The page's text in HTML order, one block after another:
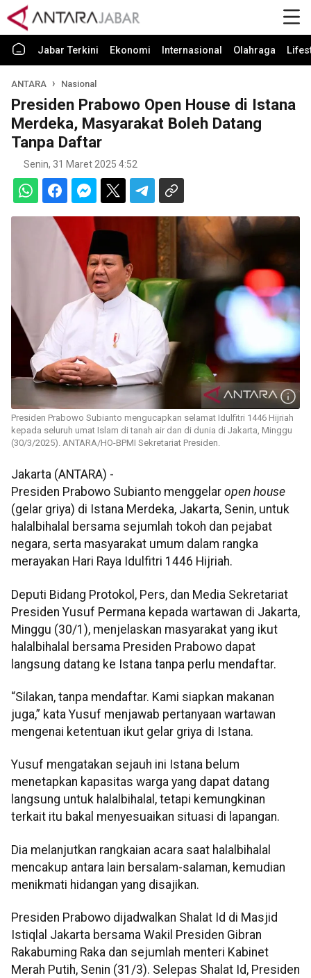
Jabar Terkini Ekonomi Internasional Olahraga
ANTARA Nasional
Presiden Prabowo Open House di Istana
Merdeka, Masyarakat Boleh Datang
Tanpa Daftar
Senin, 31 Maret 2025 4:52
Presiden Prabowo Subianto mengucapkan selamat Idulfitri 1446 Hijriah
kepada seluruh umat Islam di tanah air dan di dunia di Jakarta, Minggu
(30/3/2025). ANTARA/HO-BPMI Sekretariat Presiden.
Jakarta (ANTARA) -
Presiden Prabowo Subianto menggelar open house
(gelar griya) di Istana Merdeka, Jakarta, Senin, untuk
halalbihalal bersama sejumlah tokoh dan pejabat
negara, serta masyarakat umum dalam rangka
merayakan Hari Raya Idulfitri 1446 Hijriah.
Deputi Bidang Protokol, Pers, dan Media Sekretariat
Presiden Yusuf Permana kepada wartawan di Jakarta,
Minggu (30/1), menjelaskan masyarakat yang ikut
halalbihalal bersama Presiden Prabowo dapat
langsung datang ke Istana tanpa perlu mendaftar.
“Silakan, tanpa mendaftar. Kami siapkan makanan
juga,” kata Yusuf menjawab pertanyaan wartawan
mengenai ketentuan ikut gelar griya di Istana.
Yusuf mengatakan sejauh ini Istana belum
menetapkan kapasitas warga yang dapat datang
langsung untuk halalbihalal, tetapi kemungkinan
terkait itu bakal menyesuaikan situasi di lapangan.
Dia melanjutkan rangkaian acara saat halalbihalal
mencakup antara lain bersalam-salaman, kemudian
menikmati hidangan yang disajikan.
Presiden Prabowo dijadwalkan Shalat Id di Masjid
Istiqlal Jakarta bersama Wakil Presiden Gibran
Rakabuming Raka dan sejumlah menteri Kabinet
Merah Putih, Senin (31/3). Selepas Shalat Id, Presiden